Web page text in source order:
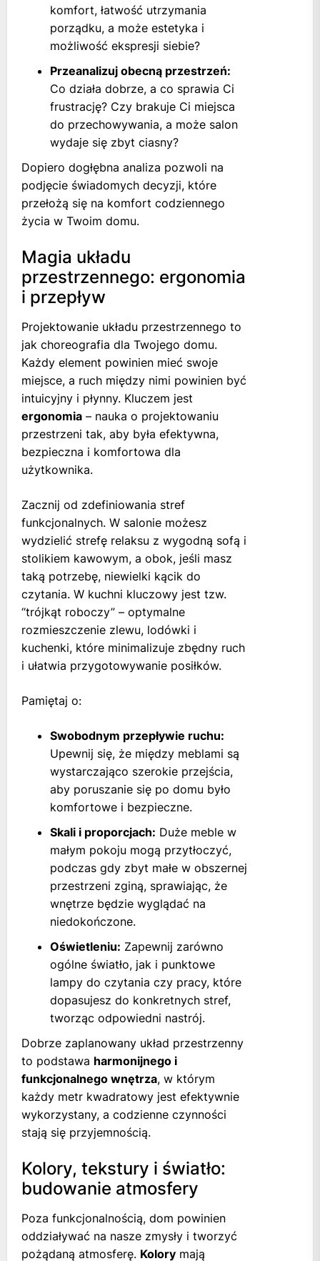
komfort, łatwość utrzymania
porządku, a może estetyka i
możliwość ekspresji siebie?
Przeanalizuj obecną przestrzeń:
Co działa dobrze, a co sprawia Ci
frustrację? Czy brakuje Ci miejsca
do przechowywania, a może salon
wydaje się zbyt ciasny?
Dopiero dogłębna analiza pozwoli na
podjęcie świadomych decyzji, które
przełożą się na komfort codziennego
życia w Twoim domu.
Magia układu
przestrzennego: ergonomia
i przepływ
Projektowanie układu przestrzennego to
jak choreografia dla Twojego domu.
Każdy element powinien mieć swoje
miejsce, a ruch między nimi powinien być
intuicyjny i płynny. Kluczem jest
ergonomia – nauka o projektowaniu
przestrzeni tak, aby była efektywna,
bezpieczna i komfortowa dla
użytkownika.
Zacznij od zdefiniowania stref
funkcjonalnych. W salonie możesz
wydzielić strefę relaksu z wygodną sofą i
stolikiem kawowym, a obok, jeśli masz
taką potrzebę, niewielki kącik do
czytania. W kuchni kluczowy jest tzw.
“trójkąt roboczy” – optymalne
rozmieszczenie zlewu, lodówki i
kuchenki, które minimalizuje zbędny ruch
i ułatwia przygotowywanie posiłków.
Pamiętaj o:
Swobodnym przepływie ruchu:
Upewnij się, że między meblami są
wystarczająco szerokie przejścia,
aby poruszanie się po domu było
komfortowe i bezpieczne.
Skali i proporcjach: Duże meble w
małym pokoju mogą przytłoczyć,
podczas gdy zbyt małe w obszernej
przestrzeni zginą, sprawiając, że
wnętrze będzie wyglądać na
niedokończone.
Oświetleniu: Zapewnij zarówno
ogólne światło, jak i punktowe
lampy do czytania czy pracy, które
dopasujesz do konkretnych stref,
tworząc odpowiedni nastrój.
Dobrze zaplanowany układ przestrzenny
to podstawa harmonijnego i
funkcjonalnego wnętrza, w którym
każdy metr kwadratowy jest efektywnie
wykorzystany, a codzienne czynności
stają się przyjemnością.
Kolory, tekstury i światło:
budowanie atmosfery
Poza funkcjonalnością, dom powinien
oddziaływać na nasze zmysły i tworzyć
pożądaną atmosferę. Kolory mają